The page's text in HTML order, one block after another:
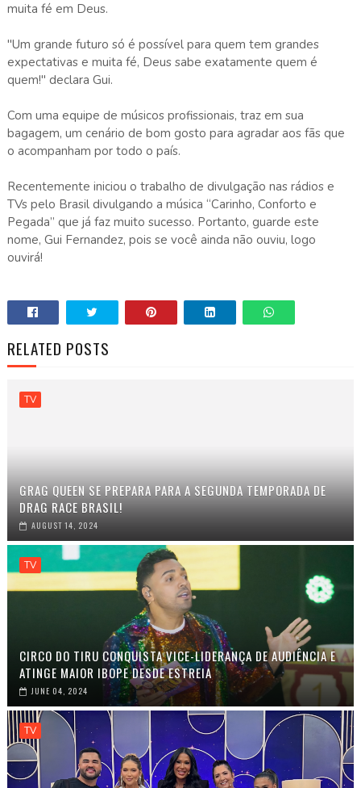
muita fé em Deus.
"Um grande futuro só é possível para quem tem grandes
expectativas e muita fé, Deus sabe exatamente quem é
quem!" declara Gui.
Com uma equipe de músicos profissionais, traz em sua
bagagem, um cenário de bom gosto para agradar aos fãs que
o acompanham por todo o país.
Recentemente iniciou o trabalho de divulgação nas rádios e
TVs pelo Brasil divulgando a música “Carinho, Conforto e
Pegada” que já faz muito sucesso. Portanto, guarde este
nome, Gui Fernandez, pois se você ainda não ouviu, logo
ouvirá!
RELATED POSTS
TV
GRAG QUEEN SE PREPARA PARA A SEGUNDA TEMPORADA DE
DRAG RACE BRASIL!
AUGUST 14, 2024
TV
CIRCO DO TIRU CONQUISTA VICE-LIDERANÇA DE AUDIÊNCIA E
ATINGE MAIOR IBOPE DESDE ESTREIA
JUNE 04, 2024
TV